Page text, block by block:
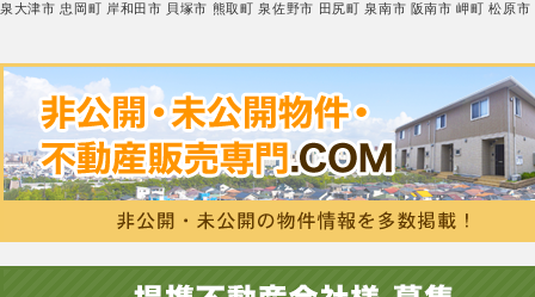
泉大津市 忠岡町 岸和田市 貝塚市 熊取町 泉佐野市 田尻町 泉南市 阪南市 岬町 松原市